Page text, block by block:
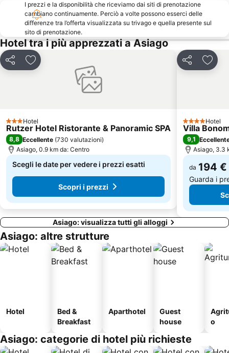
Lago del Corlo
Centro Storico
Castello del Buonconsiglio
Lago di Lamar
Vela
Ski Lagorai
Stadio Romeo Menti
Paganella Fun Park
Centro Storico di Rovereto
Villazzano Tre
Canzolino
Basilica Palladiana
Mercatino di Natale di Rovereto
Alte Ceccato
Lago Calaita
Acropark Roana
I prezzi e la disponibilità che riceviamo dai siti di prenotazione
cambiano continuamente. Perciò a volte possono esserci delle
differenze tra l’offerta visualizzata su trivago e quella presente sul
sito di prenotazione.
Hotel tra i più apprezzati a Asiago
CondividiAggiungi ai preferiti
3 StelleHotel
Rutzer Hotel Ristorante & Panoramic SPA
8,8 Eccellente (730 valutazioni)
Asiago, 0.9 km da: Centro
Scegli le date per vedere i prezzi esatti
Scopri i prezzi
Condividi
4 StelleHotel
Villa
9,1
Asiago, 3.3
da 194 €
Guarda i
Asiago: visualizza tutti gli alloggi
Asiago: altre strutture
Hotel
Bed &
Breakfast
Aparthotel
Guest
house
o
Asiago: categorie di hotel più richieste